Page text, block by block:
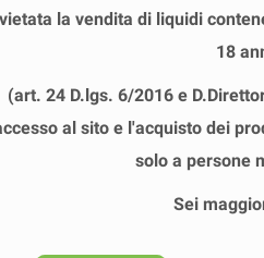
USA E GETTA
MUKK MUKK 20ML
la vendita di liquidi
18
(art. 24 D.lgs. 6/2016 e
al sito e l'acquisto dei
solo a persone
Sei